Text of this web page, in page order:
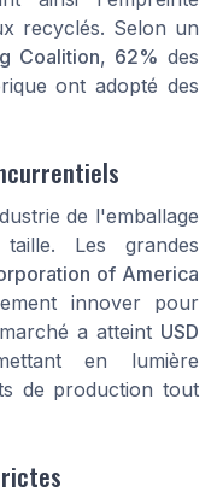
recyclés. Selon un
Coalition, 62% des
ont adopté des
de l'emballage
Les grandes
of America
innover pour
a atteint USD
en lumière
de production tout